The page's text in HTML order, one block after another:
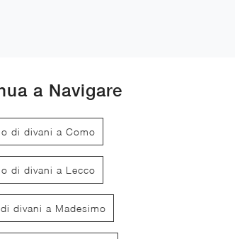
a Navigare
di divani a Como
di divani a Lecco
divani a Madesimo